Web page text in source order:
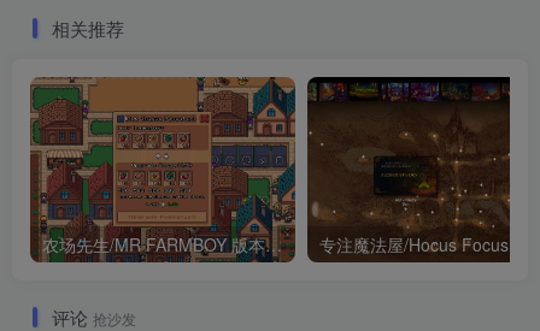
相关推荐
农场先生/MR FARMBOY 版本更新
评论 抢沙发